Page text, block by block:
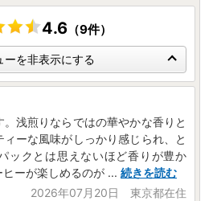
進めておりますが、ワンストップ
間を頂戴しております。
、1月15日までを目途に行ってお
しましたら、お申込み時にご登録い
ス宛へ、受理完了のお知らせを順
ある場合は、都度メールやお電話
。メールの場合は、記載の不備内容
返信・追加でのご提出をお願いい
ない、または追加でのご提出をい
の受理はいたしかねます。
4.6 （9件）
ーを非表示にする
浅煎りならではの華やかな香りと
ーな風味がしっかり感じられ、と
ックとは思えないほど香りが豊か
ーが楽しめるのが ... 続きを読む
2026年07月20日 東京都在住